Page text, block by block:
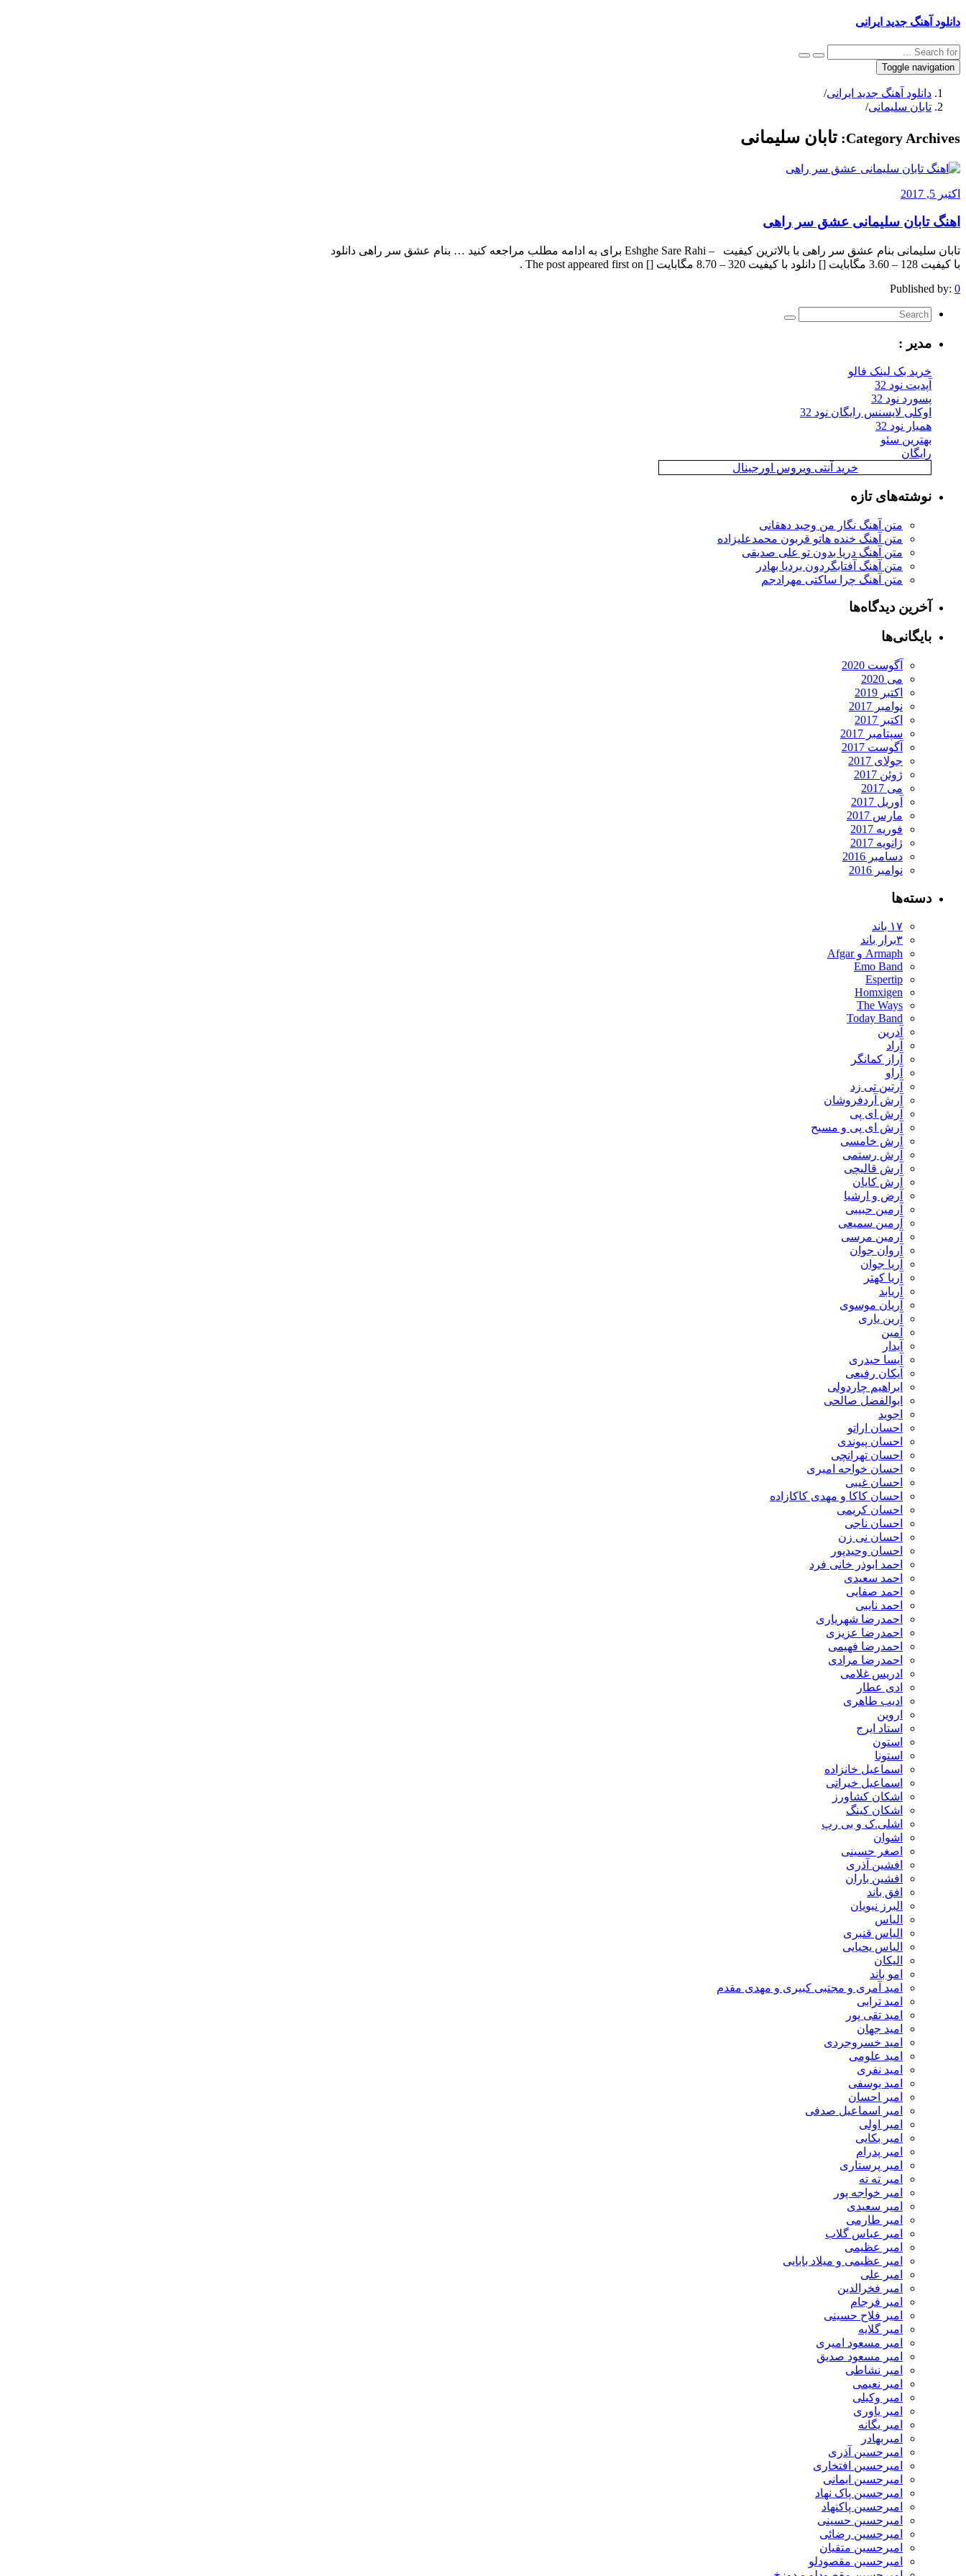
دانلود آهنگ جدید ایرانی
Toggle navigation
دانلود آهنگ جدید ایرانی/
تابان سلیمانی/
Category Archives: تابان سلیمانی
اکتبر 5, 2017
اهنگ تابان سلیمانی عشق سر راهی
تابان سلیمانی بنام عشق سر راهی با بالاترین کیفیت – Eshghe Sare Rahi برای به ادامه مطلب مراجعه کنید … بنام عشق سر راهی دانلود
با کیفیت 128 – 3.60 مگابایت [] دانلود با کیفیت 320 – 8.70 مگابایت [] The post appeared first on .
Published by: 0
مدیر :
خرید بک لینک فالو
آپدیت نود 32
پسورد نود 32
اوکلی لایسنس رایگان نود 32
همیار نود 32
بهترین سئو
رایگان
خرید آنتی ویروس اورجینال
نوشته‌های تازه
متن آهنگ نگار من وحید دهقانی
متن آهنگ خنده هاتو قربون محمدعلیزاده
متن آهنگ دریا بدون تو علی صدیقی
متن آهنگ آفتابگردون بردیا بهادر
متن آهنگ چرا ساکتی مهرادجم
آخرین دیدگاه‌ها
بایگانی‌ها
آگوست 2020
می 2020
اکتبر 2019
نوامبر 2017
اکتبر 2017
سپتامبر 2017
آگوست 2017
جولای 2017
ژوئن 2017
می 2017
آوریل 2017
مارس 2017
فوریه 2017
ژانویه 2017
دسامبر 2016
نوامبر 2016
دسته‌ها
۱۷ باند
۳برار باند
Armaph و Afgar
Emo Band
Espertip
Homxigen
The Ways
Today Band
آدرین
آراد
آراز کمانگر
آراو
آرتین تی زد
آرش آردفروشان
آرش ای پی
آرش ای پی و مسیح
آرش خامسی
آرش رستمی
آرش قالیچی
آرش کایان
​آرض و ارشیا
آرمین حبیبی
آرمین سمیعی
آرمین مرسی
آروان جوان
آریا جوان
آریا کهتر
آریابد
آریان موسوی
آرین یاری
آمین
آیدار
آیسا حیدری
آیکان رفیعی
ابراهیم چاردولی
ابوالفضل صالحی
اجوید
احسان اراتو
احسان پیوندی
احسان تهرانچی
احسان خواجه امیری
احسان غیبی
احسان کاکا و مهدی کاکازاده
احسان کریمی
احسان ناجی
احسان نی زن
احسان وحیدپور
احمد ابوذر خانی فرد
احمد سعیدی
احمد صفایی
احمد نایبی
احمدرضا شهریاری
احمدرضا عزیزی
احمدرضا فهیمی
احمدرضا مرادی
ادریس غلامی
ادی عطار
ادیب طاهری
اروین
استاد ایرج
استون
استونا
اسماعیل خانزاده
اسماعیل خیراتی
اشکان کشاورز
اشکان کینگ
اشلی.ک و بی رپ
اشوان
اصغر حسینی
افشین آذری
افشین باران
افق باند
البرز نبویان
الیاس
الیاس قنبرى
الیاس یحیایی
الیکان
امو باند
امید آمری و مجتبی کبیری و مهدى مقدم
امید ترابی
امید تقی پور
امید جهان
امید خسروجردی
امید علومی
امید نفری
امید یوسفی
امیر احسان
امیر اسماعیل صدفی
امیر اولی
امیر بکایی
امیر پدرام
امیر پرستاری
امیر ته ته
امیر خواجه پور
امیر سعیدی
امیر طارمی
امیر عباس گلاب
امیر عظیمی
امیر عظیمی و میلاد بابایی
امیر علی
امیر فخرالدین
امیر فرجام
امیر فلاح حسینی
امیر گلایه
امیر مسعود امیری
امیر مسعود صدیق
امیر نشاطی
امیر نعیمی
امیر وکیلی
امیر یاوری
امیر یگانه
امیربهادر
امیرحسین آذری
امیرحسین افتخاری
امیرحسین ایمانی
امیرحسین پاک نهاد
امیرحسین پاکنهاد
امیرحسین حسینی
امیرحسین رضائی
امیرحسین متقیان
امیرحسین مقصودلو